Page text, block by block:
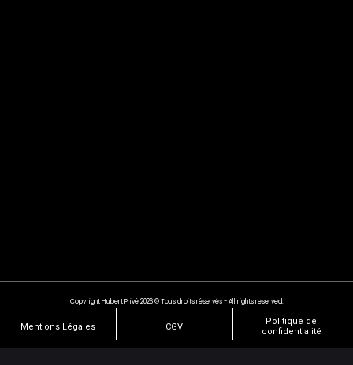
Copyright Hubert Privé 2026 © Tous droits réservés - All rights reserved.
Mentions Légales CGV
Politique de
confidentialité